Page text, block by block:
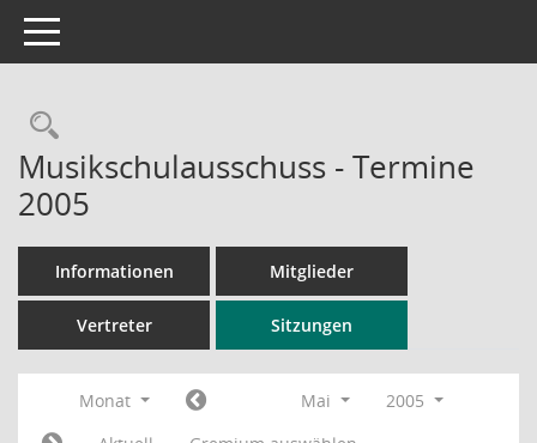
Toggle navigation
Rechercheauswahl
Musikschulausschuss - Termine
2005
Informationen Mitglieder
Vertreter Sitzungen
Monat Mai
2005